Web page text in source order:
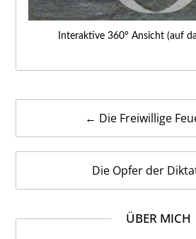
Interaktive 360° Ansicht (auf
← Die Freiwillige
Die Opfer der
ÜBER MICH